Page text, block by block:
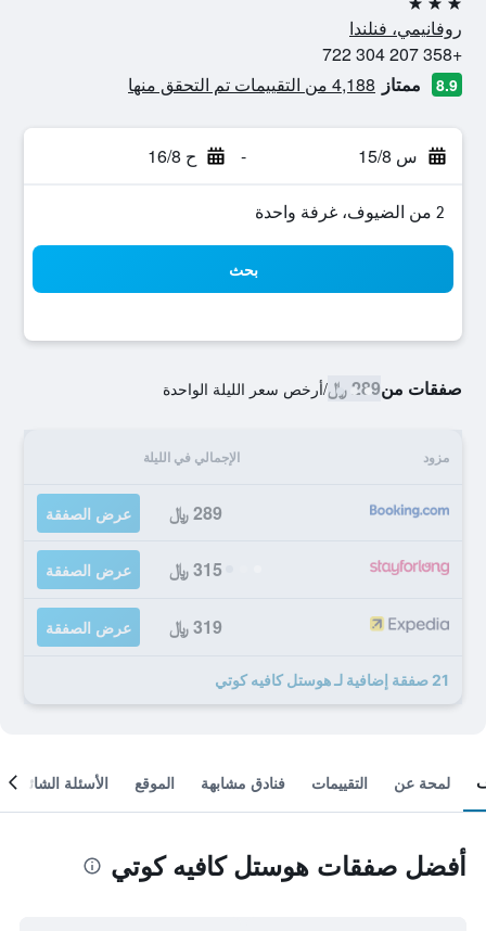
3 نجوم
روفانيمي، فنلندا
+358 207 304 722
8.9 ممتاز 4,188 من التقييمات تم التحقق منها
س 15/8 - ح 16/8
2 من الضيوف، غرفة واحدة
بحث
صفقات من289 ﷼ /أرخص سعر الليلة الواحدة
مزود الإجمالي في الليلة
289 ﷼ عرض الصفقة
315 ﷼ عرض الصفقة
319 ﷼ عرض الصفقة
21 صفقة إضافية لـ هوستل كافيه كوتي
لمحة عن التقييمات فنادق مشابهة الموقع الأسئلة الشائعة
أفضل صفقات هوستل كافيه كوتي